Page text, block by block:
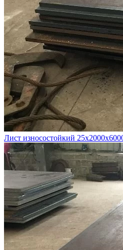
Лист износостойкий